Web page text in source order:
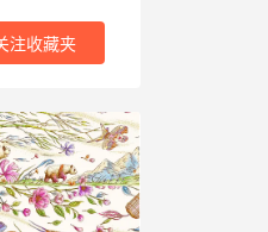
注收藏夹